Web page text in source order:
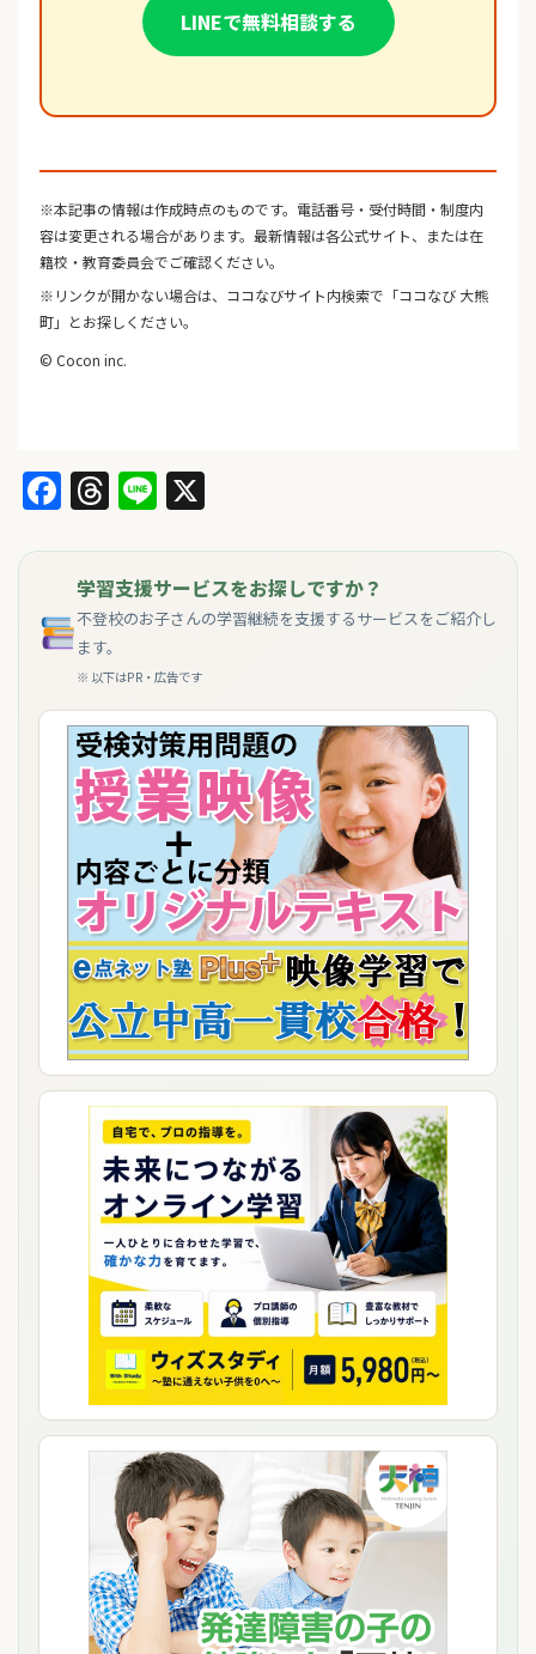
LINEで無料相談する
※本記事の情報は作成時点のものです。電話番号・受付時間・制度内
容は変更される場合があります。最新情報は各公式サイト、または在
籍校・教育委員会でご確認ください。
※リンクが開かない場合は、ココなびサイト内検索で「ココなび 大熊
町」とお探しください。
© Cocon inc.
Facebook
Threads
Line
学習支援サービスをお探しですか？
不登校のお子さんの学習継続を支援するサービスをご紹介し
ます。
※ 以下はPR・広告です